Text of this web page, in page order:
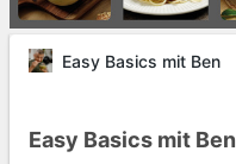
Easy Basics mit Ben
Easy Basics mit Ben